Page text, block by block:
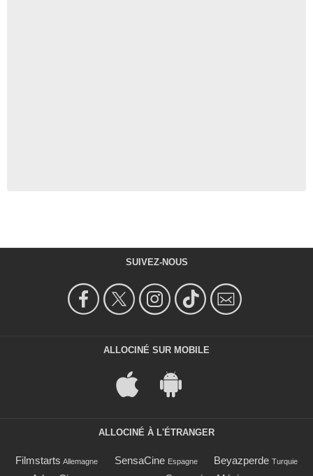
SUIVEZ-NOUS
ALLOCINÉ SUR MOBILE
ALLOCINÉ À L'ÉTRANGER
Filmstarts Allemagne SensaCine Espagne Beyazperde Turquie